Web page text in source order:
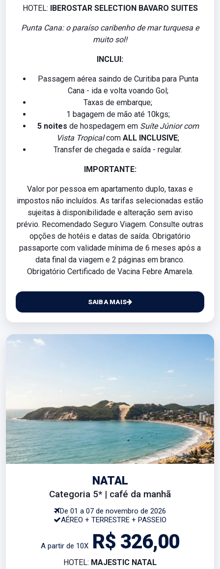
HOTEL: IBEROSTAR SELECTION BAVARO SUITES
Punta Cana: o paraíso caribenho de mar turquesa e
muito sol!
INCLUI:
Passagem aérea saindo de Curitiba para Punta
Cana - ida e volta voando Gol;
Taxas de embarque;
1 bagagem de mão até 10kgs;
5 noites de hospedagem em Suíte Júnior com
Vista Tropicalcom ALL INCLUSIVE;
Transfer de chegada e saída - regular.
IMPORTANTE:
Valor por pessoa em apartamento duplo, taxas e
impostos não incluídos. As tarifas selecionadas estão
sujeitas à disponibilidade e alteração sem aviso
prévio. Recomendado Seguro Viagem. Consulte outras
opções de hotéis e datas de saída. Obrigatório
passaporte com validade mínima de 6 meses após a
data final da viagem e 2 páginas em branco.
Obrigatório Certificado de Vacina Febre Amarela.
SAIBA MAIS
NATAL
Categoria 5* | café da manhã
De 01 a 07 de novembro de 2026
AÉREO + TERRESTRE + PASSEIO
A partir de 10X R$ 326,00
HOTEL: MAJESTIC NATAL